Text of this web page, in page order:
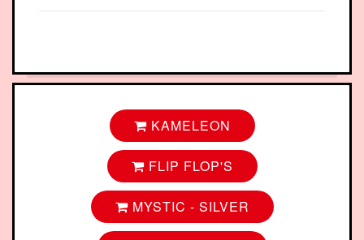
KAMELEON
FLIP FLOP'S
MYSTIC - SILVER